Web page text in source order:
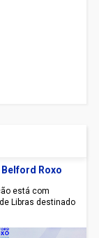
Roxo
está com
Libras destinado